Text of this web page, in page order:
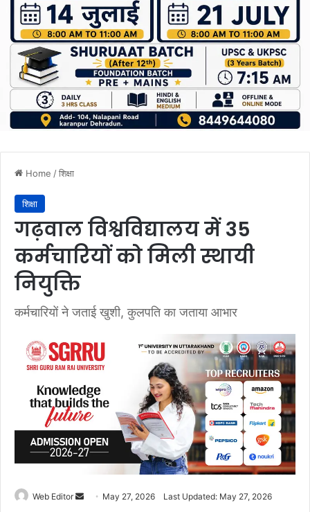
Home /शिक्षा
शिक्षा
गढ़वाल विश्वविद्यालय में 35
कर्मचारियों को मिली स्थायी
नियुक्ति
कर्मचारियों ने जताई खुशी, कुलपति का जताया आभार
Web Editor May 27, 2026 Last Updated: May 27, 2026